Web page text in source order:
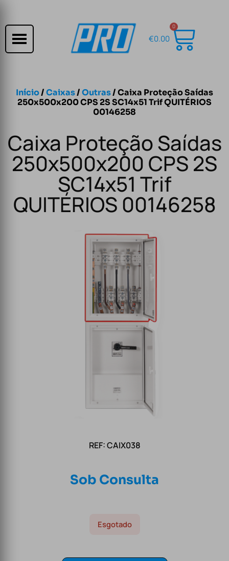
€0.00
0
Início/Caixas/Outras/ Caixa Proteção Saídas
250x500x200 CPS 2S SC14x51 Trif QUITÉRIOS
00146258
Caixa Proteção Saídas
250x500x200 CPS 2S
SC14x51 Trif
QUITÉRIOS 00146258
REF: CAIX038
Sob Consulta
Esgotado